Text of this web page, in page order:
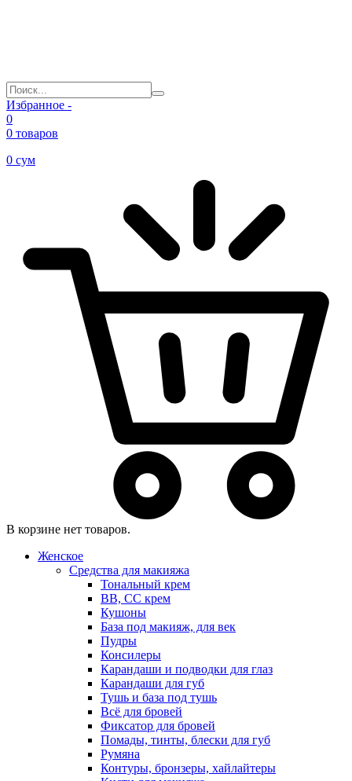
Избранное -
0
0 товаров
0 сум
В корзине нет товаров.
Женское
Средства для макияжа
Тональный крем
BB, CC крем
Кушоны
База под макияж, для век
Пудры
Консилеры
Карандаши и подводки для глаз
Карандаши для губ
Тушь и база под тушь
Всё для бровей
Фиксатор для бровей
Помады, тинты, блески для губ
Румяна
Контуры, бронзеры, хайлайтеры